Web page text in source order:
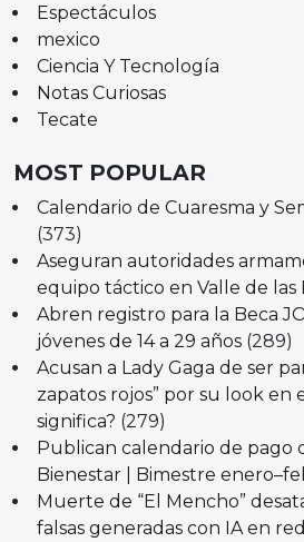
Espectáculos
mexico
Ciencia Y Tecnología
Notas Curiosas
Tecate
MOST POPULAR
Calendario de Cuaresma y
(373)
Aseguran autoridades
equipo táctico en Valle de las
Abren registro para la Beca
jóvenes de 14 a 29 años (289)
Acusan a Lady Gaga de ser
zapatos rojos” por su look en
significa? (279)
Publican calendario de pago
Bienestar | Bimestre
Muerte de “El Mencho”
falsas generadas con IA en